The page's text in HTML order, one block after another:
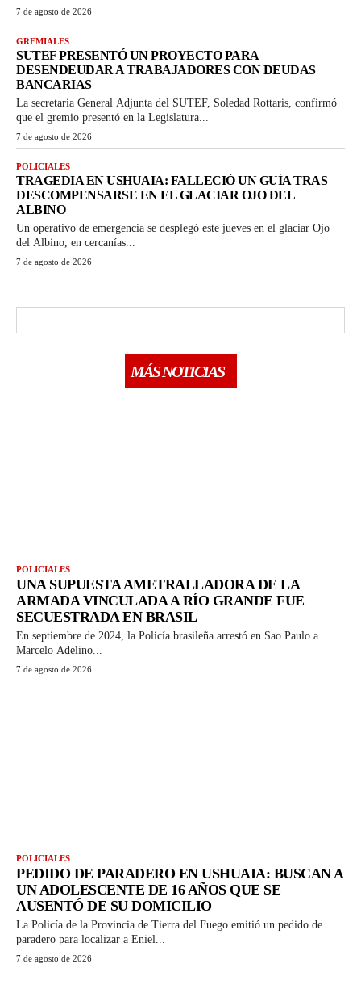
7 de agosto de 2026
GREMIALES
SUTEF PRESENTÓ UN PROYECTO PARA
DESENDEUDAR A TRABAJADORES CON DEUDAS
BANCARIAS
La secretaria General Adjunta del SUTEF, Soledad Rottaris, confirmó
que el gremio presentó en la Legislatura...
7 de agosto de 2026
POLICIALES
TRAGEDIA EN USHUAIA: FALLECIÓ UN GUÍA TRAS
DESCOMPENSARSE EN EL GLACIAR OJO DEL
ALBINO
Un operativo de emergencia se desplegó este jueves en el glaciar Ojo
del Albino, en cercanías...
7 de agosto de 2026
MÁS NOTICIAS
POLICIALES
UNA SUPUESTA AMETRALLADORA DE LA
ARMADA VINCULADA A RÍO GRANDE FUE
SECUESTRADA EN BRASIL
En septiembre de 2024, la Policía brasileña arrestó en Sao Paulo a
Marcelo Adelino...
7 de agosto de 2026
POLICIALES
PEDIDO DE PARADERO EN USHUAIA: BUSCAN A
UN ADOLESCENTE DE 16 AÑOS QUE SE
AUSENTÓ DE SU DOMICILIO
La Policía de la Provincia de Tierra del Fuego emitió un pedido de
paradero para localizar a Eniel...
7 de agosto de 2026